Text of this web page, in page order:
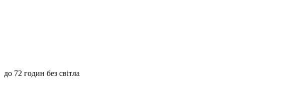
до 72 годин без світла